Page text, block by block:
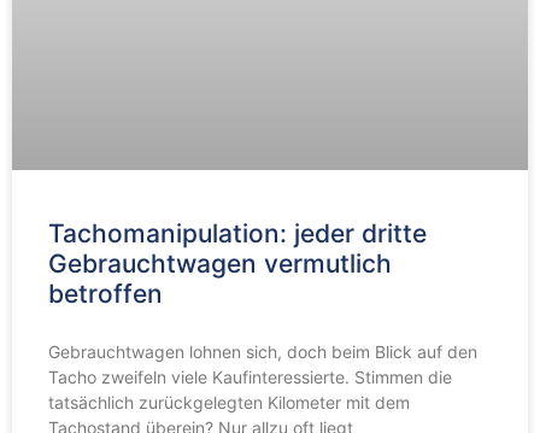
Tachomanipulation: jeder dritte
Gebrauchtwagen vermutlich
betroffen
Gebrauchtwagen lohnen sich, doch beim Blick auf den
Tacho zweifeln viele Kaufinteressierte. Stimmen die
tatsächlich zurückgelegten Kilometer mit dem
Tachostand überein? Nur allzu oft liegt